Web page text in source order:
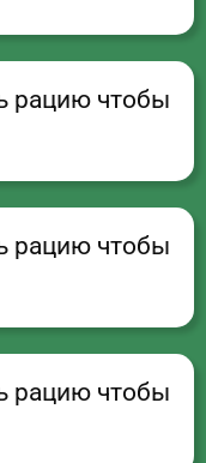
рацию чтобы
рацию чтобы
рацию чтобы